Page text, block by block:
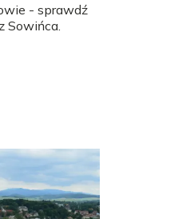
- sprawdź
Sowińca.